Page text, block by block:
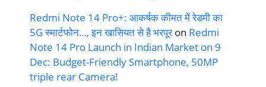
Redmi Note 14 Pro+: आकर्षक कीमत में रेडमी का
5G स्मार्टफोन…, इन खासियत से है भरपूरon Redmi
Note 14 Pro Launch in Indian Market on 9
Dec: Budget-Friendly Smartphone, 50MP
triple rear Camera!